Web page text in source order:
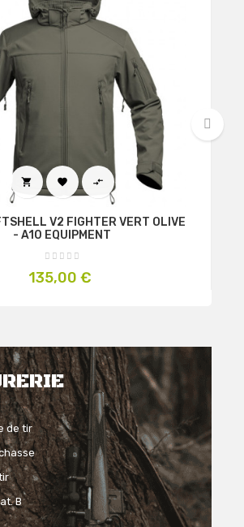
  
V2 FIGHTER VERT OLIVE
- A10 EQUIPMENT
Prix
135,00 €
de tir
B